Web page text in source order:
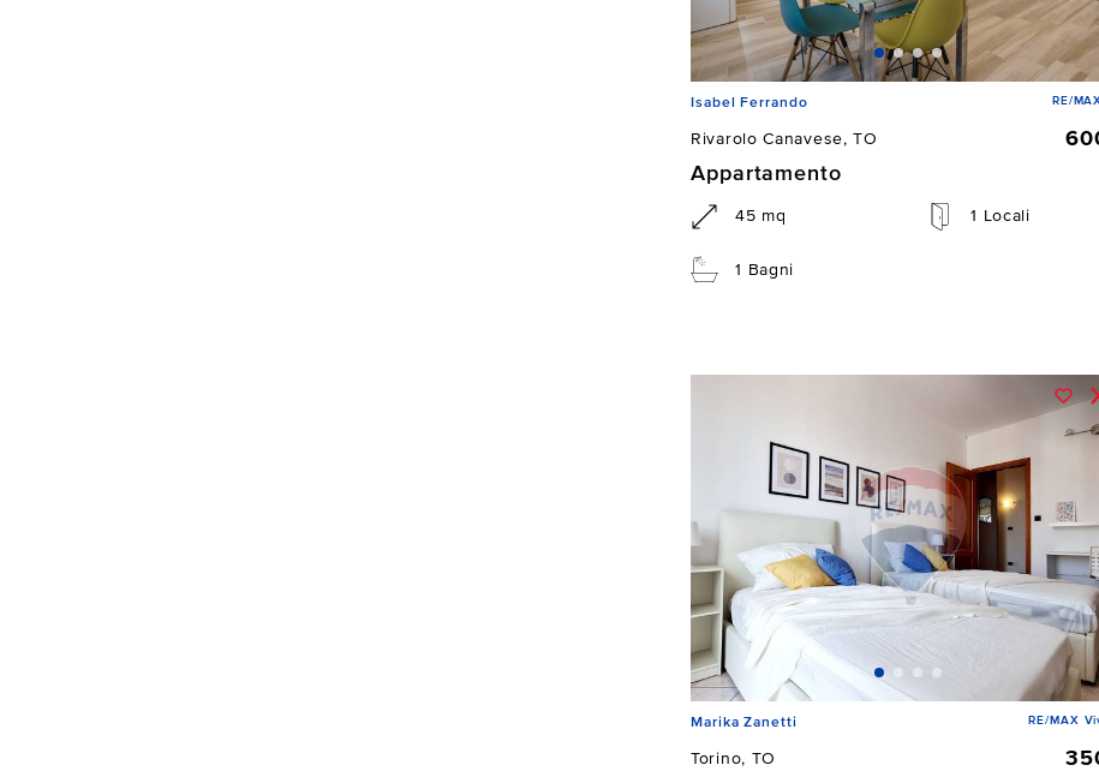
Isabel Ferrando RE/
Rivarolo Canavese, TO
Appartamento
45 mq 1 Locali
1 Bagni
Marika Zanetti RE/MAX
Torino, TO